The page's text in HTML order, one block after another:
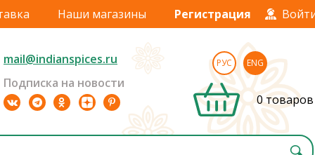
Наши магазины Регистрация
mail@indianspices.ru
Подписка на новости
РУС ENG
0 товаров